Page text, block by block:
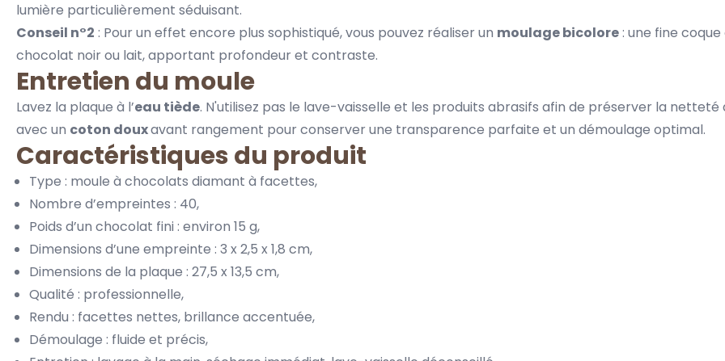
lumière particulièrement séduisant.
Conseil n°2 : Pour un effet encore plus sophistiqué, vous pouvez réaliser un moulage bicolore: une fine
chocolat noirou lait, apportant profondeur et contraste.
Entretien du moule
Lavez la plaque à l’eau tiède. N'utilisez pas le lave-vaisselle et les produits abrasifs afin de préserver la
avec un coton douxavant rangement pour conserver une transparence parfaite et un démoulage optimal.
Caractéristiques du produit
Type : moule à chocolats diamant à facettes,
Nombre d’empreintes : 40,
Poids d’un chocolat fini : environ 15 g,
Dimensions d’une empreinte : 3 x 2,5 x 1,8 cm,
Dimensions de la plaque : 27,5 x 13,5 cm,
Qualité : professionnelle,
Rendu : facettes nettes, brillance accentuée,
Démoulage : fluide et précis,